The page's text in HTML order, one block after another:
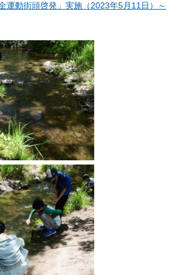
運動街頭啓発」実施（2023年5月11日）～